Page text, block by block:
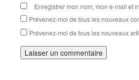
Enregistrer mon nom, mon e-mail et
Prévenez-moi de tous les nouveaux
Prévenez-moi de tous les nouveaux